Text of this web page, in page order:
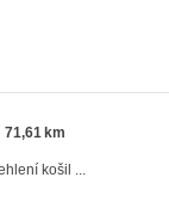
71,61 km
košil ...